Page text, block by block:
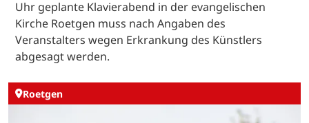
Uhr geplante Klavierabend in der evangelischen
Kirche Roetgen muss nach Angaben des
Veranstalters wegen Erkrankung des Künstlers
abgesagt werden.
Roetgen